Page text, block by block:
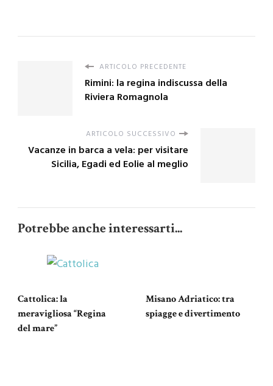
ARTICOLO PRECEDENTE
Rimini: la regina indiscussa della
Riviera Romagnola
ARTICOLO SUCCESSIVO
Vacanze in barca a vela: per visitare
Sicilia, Egadi ed Eolie al meglio
Potrebbe anche interessarti...
Cattolica: la
meravigliosa “Regina
del mare”
Misano Adriatico: tra
spiagge e divertimento